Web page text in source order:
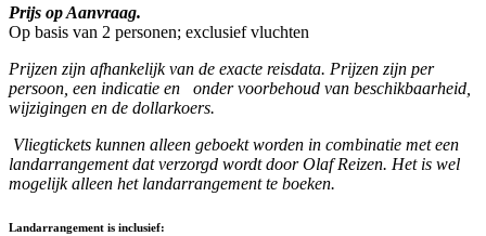
Prijs op Aanvraag.
Op basis van 2 personen; exclusief vluchten
Prijzen zijn afhankelijk van de exacte reisdata. Prijzen zijn per
persoon, een indicatie en onder voorbehoud van beschikbaarheid,
wijzigingen en de dollarkoers.
Vliegtickets kunnen alleen geboekt worden in combinatie met een
landarrangement dat verzorgd wordt door Olaf Reizen. Het is wel
mogelijk alleen het landarrangement te boeken.
Landarrangement is inclusief: